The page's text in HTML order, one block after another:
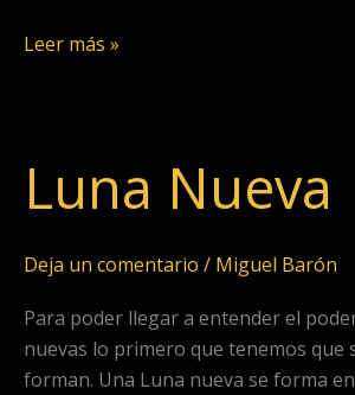
Leer más »
Luna Nueva
Deja un comentario / Miguel Barón
Para poder llegar a entender el
nuevas lo primero que tenemos que
forman. Una Luna nueva se forma
Luna
Nueva